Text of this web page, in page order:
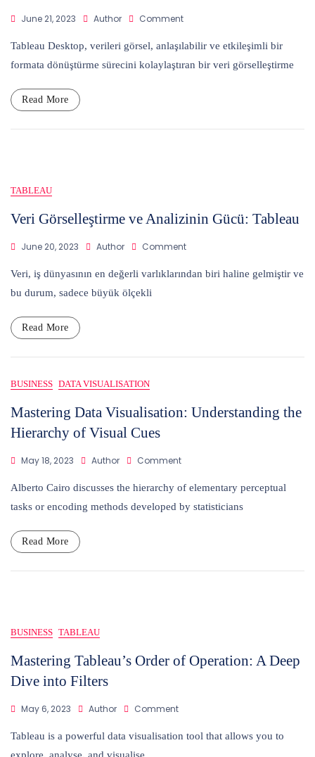
June 21, 2023 Author CommentOn
Desktop
Veri
Tableau Desktop, verileri görsel, anlaşılabilir ve etkileşimli bir
formata dönüştürme sürecini kolaylaştıran bir veri görselleştirme
Read More
TABLEAU
Veri Görselleştirme ve Analizinin Gücü: Tableau
June 20, 2023 Author CommentOn
Görselleştirme
Veri, iş dünyasının en değerli varlıklarından biri haline gelmiştir ve
bu durum, sadece büyük ölçekli
Read More
BUSINESS DATA VISUALISATION
Mastering Data Visualisation: Understanding the
Hierarchy of Visual Cues
May 18, 2023 Author CommentOn
Data
Understanding
Alberto Cairo discusses the hierarchy of elementary perceptual
tasks or encoding methods developed by statisticians
Read More
BUSINESS TABLEAU
Mastering Tableau’s Order of Operation: A Deep
Dive into Filters
May 6, 2023 Author CommentOn
Tableau’s
Tableau is a powerful data visualisation tool that allows you to
explore, analyse, and visualise